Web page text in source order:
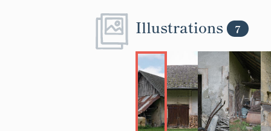
Illustrations 7